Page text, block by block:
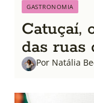
GASTRONOMIA
Catuçaí,
das ruas
Por Natália